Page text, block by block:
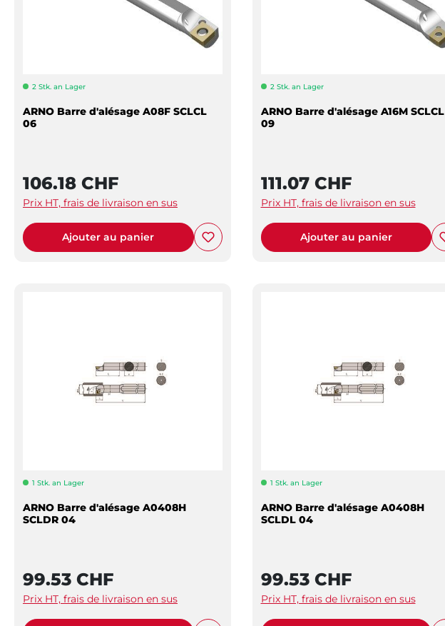
2 Stk. an Lager
ARNO Barre d'alésage A08F SCLCL
06
106.18 CHF
Prix HT, frais de livraison en sus
Ajouter au panier
2 Stk. an Lager
ARNO Barre d'alésage A16M SCLCL
09
111.07 CHF
Prix HT, frais de livraison en sus
Ajouter au panier
1 Stk. an Lager
ARNO Barre d'alésage A0408H
SCLDR 04
99.53 CHF
Prix HT, frais de livraison en sus
1 Stk. an Lager
ARNO Barre d'alésage A0408H
SCLDL 04
99.53 CHF
Prix HT, frais de livraison en sus